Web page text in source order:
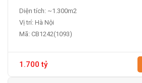
Diện tích: ~1.300m2
Vị trí: Hà Nội
Mã: CB1242(1093)
1.700 tỷ